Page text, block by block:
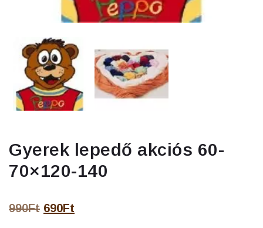
Gyerek lepedő akciós 60-
70×120-140
990Ft Original
price
690Ft
price